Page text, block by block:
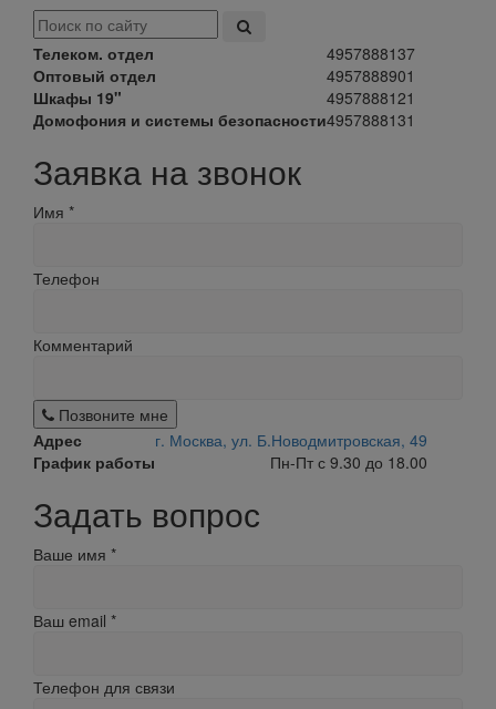
Телеком. отдел
4957888137
Оптовый отдел
4957888901
Шкафы 19"
4957888121
Домофония и системы безопасности4957888131
Заявка на звонок
Имя *
Телефон
Комментарий
Позвоните мне
Адрес
г. Москва, ул. Б.Новодмитровская, 49
График работы
Пн-Пт с 9.30 до 18.00
Задать вопрос
Ваше имя *
Ваш email *
Телефон для связи